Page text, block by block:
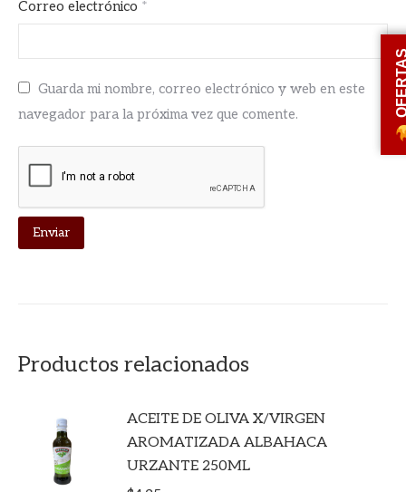
Correo electrónico *
Guarda mi nombre, correo electrónico y web en este
navegador para la próxima vez que comente.
Productos relacionados
ACEITE DE OLIVA X/VIRGEN
AROMATIZADA ALBAHACA
URZANTE 250ML